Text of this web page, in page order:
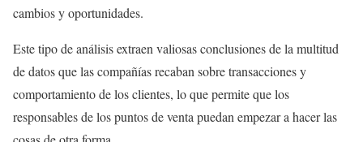
cambios y oportunidades.
Este tipo de análisis extraen valiosas conclusiones de la multitud
de datos que las compañías recaban sobre transacciones y
comportamiento de los clientes, lo que permite que los
responsables de los puntos de venta puedan empezar a hacer las